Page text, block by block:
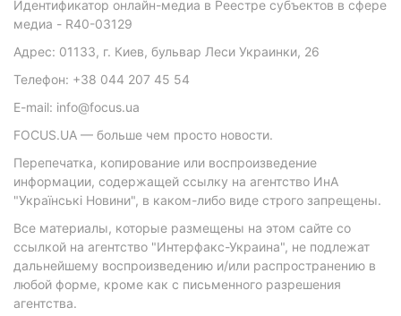
Идентификатор онлайн-медиа в Реестре субъектов в сфере
медиа - R40-03129
Адрес: 01133, г. Киев, бульвар Леси Украинки, 26
Телефон: +38 044 207 45 54
E-mail: info@focus.ua
FOCUS.UA — больше чем просто новости.
Перепечатка, копирование или воспроизведение
информации, содержащей ссылку на агентство ИнА
"Українські Новини", в каком-либо виде строго запрещены.
Все материалы, которые размещены на этом сайте со
ссылкой на агентство "Интерфакс-Украина", не подлежат
дальнейшему воспроизведению и/или распространению в
любой форме, кроме как с письменного разрешения
агентства.